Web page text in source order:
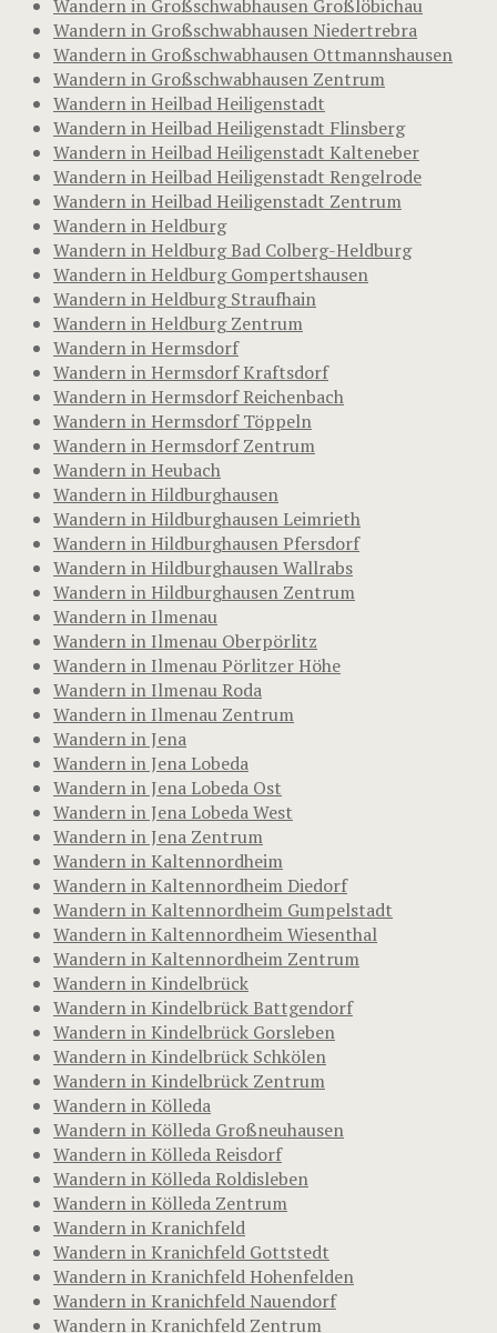
Wandern in Großschwabhausen Großlöbichau
Wandern in Großschwabhausen Niedertrebra
Wandern in Großschwabhausen Ottmannshausen
Wandern in Großschwabhausen Zentrum
Wandern in Heilbad Heiligenstadt
Wandern in Heilbad Heiligenstadt Flinsberg
Wandern in Heilbad Heiligenstadt Kalteneber
Wandern in Heilbad Heiligenstadt Rengelrode
Wandern in Heilbad Heiligenstadt Zentrum
Wandern in Heldburg
Wandern in Heldburg Bad Colberg-Heldburg
Wandern in Heldburg Gompertshausen
Wandern in Heldburg Straufhain
Wandern in Heldburg Zentrum
Wandern in Hermsdorf
Wandern in Hermsdorf Kraftsdorf
Wandern in Hermsdorf Reichenbach
Wandern in Hermsdorf Töppeln
Wandern in Hermsdorf Zentrum
Wandern in Heubach
Wandern in Hildburghausen
Wandern in Hildburghausen Leimrieth
Wandern in Hildburghausen Pfersdorf
Wandern in Hildburghausen Wallrabs
Wandern in Hildburghausen Zentrum
Wandern in Ilmenau
Wandern in Ilmenau Oberpörlitz
Wandern in Ilmenau Pörlitzer Höhe
Wandern in Ilmenau Roda
Wandern in Ilmenau Zentrum
Wandern in Jena
Wandern in Jena Lobeda
Wandern in Jena Lobeda Ost
Wandern in Jena Lobeda West
Wandern in Jena Zentrum
Wandern in Kaltennordheim
Wandern in Kaltennordheim Diedorf
Wandern in Kaltennordheim Gumpelstadt
Wandern in Kaltennordheim Wiesenthal
Wandern in Kaltennordheim Zentrum
Wandern in Kindelbrück
Wandern in Kindelbrück Battgendorf
Wandern in Kindelbrück Gorsleben
Wandern in Kindelbrück Schkölen
Wandern in Kindelbrück Zentrum
Wandern in Kölleda
Wandern in Kölleda Großneuhausen
Wandern in Kölleda Reisdorf
Wandern in Kölleda Roldisleben
Wandern in Kölleda Zentrum
Wandern in Kranichfeld
Wandern in Kranichfeld Gottstedt
Wandern in Kranichfeld Hohenfelden
Wandern in Kranichfeld Nauendorf
Wandern in Kranichfeld Zentrum